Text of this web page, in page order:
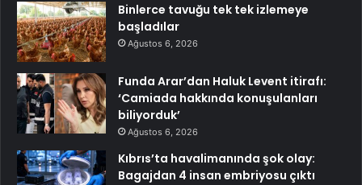
Binlerce tavuğu tek tek izlemeye
başladılar
Ağustos 6, 2026
Funda Arar’dan Haluk Levent itirafı:
‘Camiada hakkında konuşulanları
biliyorduk’
Ağustos 6, 2026
Kıbrıs’ta havalimanında şok olay:
Bagajdan 4 insan embriyosu çıktı